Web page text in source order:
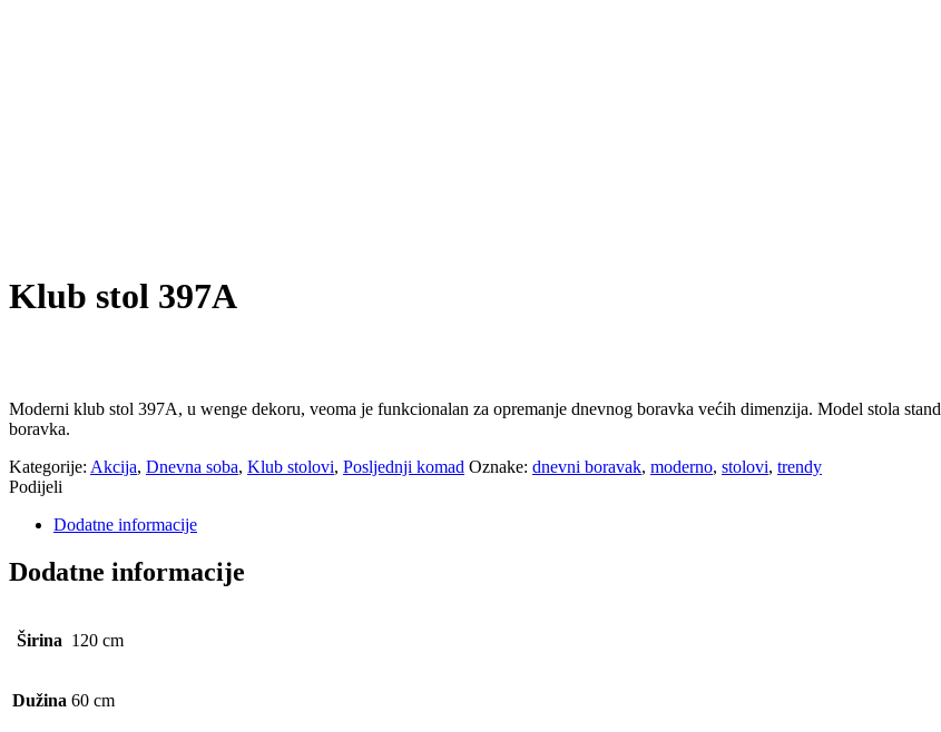
Klub stol 397A
Moderni klub stol 397A, u wenge dekoru, veoma je funkcionalan za opremanje dnevnog boravka većih dimenzija. Model stola
boravka.
Kategorije: Akcija, Dnevna soba, Klub stolovi, Posljednji komad Oznake: dnevni boravak, moderno, stolovi, trendy
Podijeli
Dodatne informacije
Dodatne informacije
Širina 120 cm
Dužina 60 cm